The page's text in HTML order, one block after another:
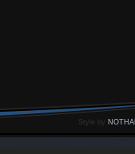
Style by NOTHAL